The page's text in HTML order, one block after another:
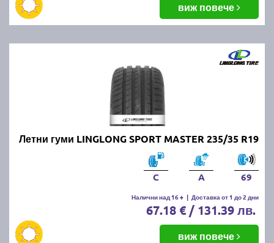
виж повече
Летни гуми LINGLONG SPORT MASTER 235/35 R19
C A 69
Налични над 16 + | Доставка от 1 до 2 дни
67.18 € / 131.39 лв.
виж повече